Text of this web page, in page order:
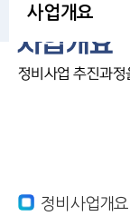
사업개요